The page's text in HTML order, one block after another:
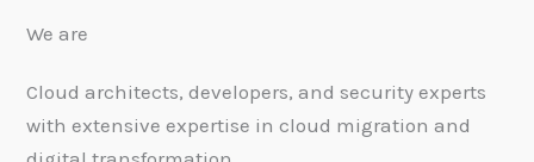
We are
Cloud architects, developers, and security experts
with extensive expertise in cloud migration and